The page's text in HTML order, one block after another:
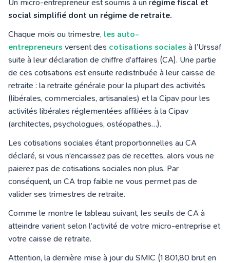
Un micro-entrepreneur est soumis à un régime fiscal et
social simplifié dont un régime de retraite.
Chaque mois ou trimestre, les auto-
entrepreneurs versent des cotisations sociales à l’Urssaf
suite à leur déclaration de chiffre d’affaires (CA). Une partie
de ces cotisations est ensuite redistribuée à leur caisse de
retraite : la retraite générale pour la plupart des activités
(libérales, commerciales, artisanales) et la Cipav pour les
activités libérales réglementées affiliées à la Cipav
(architectes, psychologues, ostéopathes…).
Les cotisations sociales étant proportionnelles au CA
déclaré, si vous n’encaissez pas de recettes, alors vous ne
paierez pas de cotisations sociales non plus. Par
conséquent, un CA trop faible ne vous permet pas de
valider ses trimestres de retraite.
Comme le montre le tableau suivant, les seuils de CA à
atteindre varient selon l’activité de votre micro-entreprise et
votre caisse de retraite.
Attention, la dernière mise à jour du SMIC (1 801,80 brut en